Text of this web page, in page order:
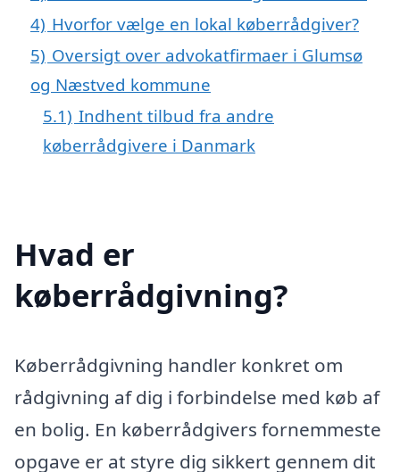
4) Hvorfor vælge en lokal køberrådgiver?
5) Oversigt over advokatfirmaer i Glumsø
og Næstved kommune
5.1) Indhent tilbud fra andre
køberrådgivere i Danmark
Hvad er
køberrådgivning?
Køberrådgivning handler konkret om
rådgivning af dig i forbindelse med køb af
en bolig. En køberrådgivers fornemmeste
opgave er at styre dig sikkert gennem dit